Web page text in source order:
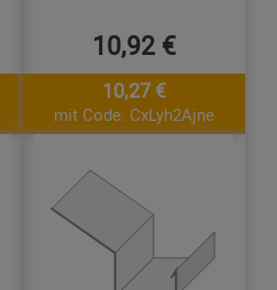
10,92 €
10,27 €
mit Code: CxLyh2Ajne